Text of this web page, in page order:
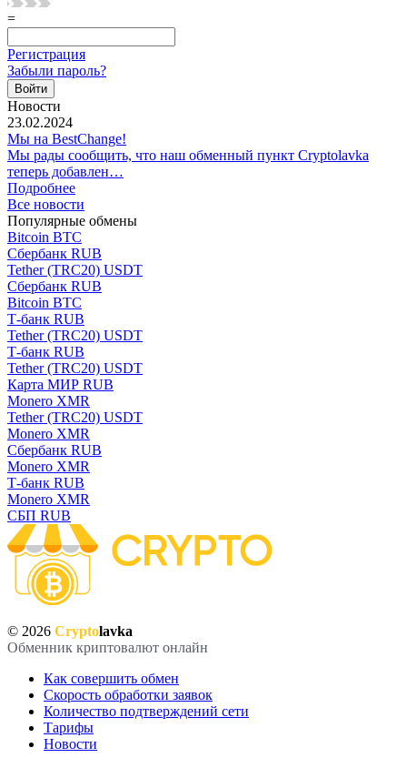
=
Регистрация
Забыли пароль?
Новости
23.02.2024
Мы на BestChange!
Мы рады сообщить, что наш обменный пункт Cryptolavka
теперь добавлен…
Подробнее
Все новости
Популярные обмены
Bitcoin BTC
Сбербанк RUB
Tether (TRC20) USDT
Сбербанк RUB
Bitcoin BTC
Т-банк RUB
Tether (TRC20) USDT
Т-банк RUB
Tether (TRC20) USDT
Карта МИР RUB
Monero XMR
Tether (TRC20) USDT
Monero XMR
Сбербанк RUB
Monero XMR
Т-банк RUB
Monero XMR
СБП RUB
© 2026 Cryptolavka
Обменник криптовалют онлайн
Как совершить обмен
Скорость обработки заявок
Количество подтверждений сети
Тарифы
Новости